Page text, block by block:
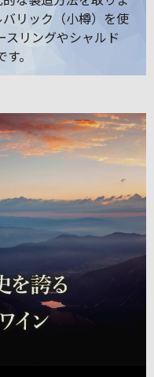
リック（小樽）を使
スリングやシャルド
。